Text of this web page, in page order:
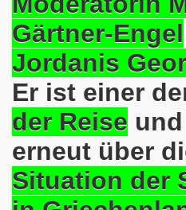
Gärtner-Engel
Jordanis
Er ist einer
der Reise
erneut über
Situation der
Bewegung steht mit voller
solidarisch mit Thomas
Bewegung steht
Emmerich,
Bewegung am
Kathi“ am 11.05.2026